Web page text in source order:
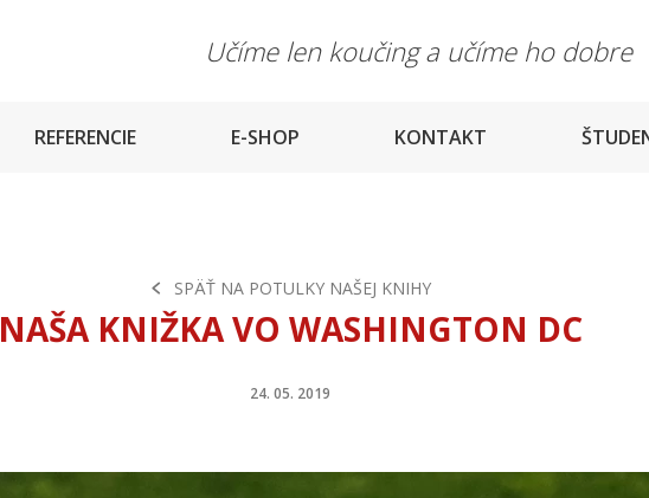
Učíme len koučing a učíme ho dobre
REFERENCIE E-SHOP KONTAKT
SPÄŤ NA POTULKY NAŠEJ KNIHY
NAŠA KNIŽKA VO WASHINGTON DC
24. 05. 2019